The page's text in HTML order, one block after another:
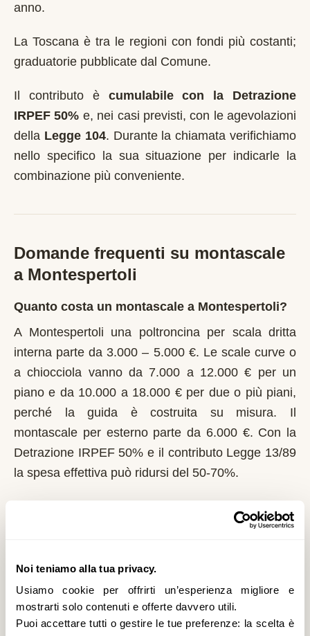
Noi teniamo alla tua privacy.
Usiamo cookie per offrirti un’esperienza migliore e
mostrarti solo contenuti e offerte davvero utili.
Puoi accettare tutti o gestire le tue preferenze: la scelta è
anno.
La Toscana è tra le regioni con fondi più costanti;
graduatorie pubblicate dal Comune.
Il contributo è cumulabile con la Detrazione
IRPEF 50% e, nei casi previsti, con le agevolazioni
della Legge 104. Durante la chiamata verifichiamo
nello specifico la sua situazione per indicarle la
combinazione più conveniente.
Domande frequenti su montascale
a Montespertoli
Quanto costa un montascale a Montespertoli?
A Montespertoli una poltroncina per scala dritta
interna parte da 3.000 – 5.000 €. Le scale curve o
a chiocciola vanno da 7.000 a 12.000 € per un
piano e da 10.000 a 18.000 € per due o più piani,
perché la guida è costruita su misura. Il
montascale per esterno parte da 6.000 €. Con la
Detrazione IRPEF 50% e il contributo Legge 13/89
la spesa effettiva può ridursi del 50-70%.
Chi può richiedere il contributo regionale a
13/89 con L.R. 47/1991. Domanda al Comune
entro il 1° marzo di ogni anno. La Toscana è tra le
regioni con fondi più costanti; graduatorie